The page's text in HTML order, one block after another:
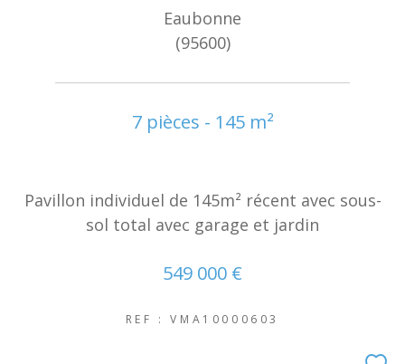
Eaubonne
(95600)
7 pièces - 145 m²
Pavillon individuel de 145m² récent avec sous-
sol total avec garage et jardin
549 000 €
REF : VMA10000603